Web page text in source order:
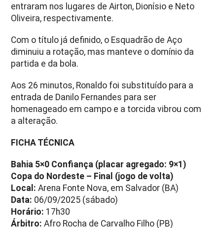
entraram nos lugares de Airton, Dionísio e Neto
Oliveira, respectivamente.
Com o título já definido, o Esquadrão de Aço
diminuiu a rotação, mas manteve o domínio da
partida e da bola.
Aos 26 minutos, Ronaldo foi substituído para a
entrada de Danilo Fernandes para ser
homenageado em campo e a torcida vibrou com
a alteração.
FICHA TÉCNICA
Bahia 5×0 Confiança (placar agregado: 9×1)
Copa do Nordeste – Final (jogo de volta)
Local: Arena Fonte Nova, em Salvador (BA)
Data: 06/09/2025 (sábado)
Horário: 17h30
Árbitro: Afro Rocha de Carvalho Filho (PB)